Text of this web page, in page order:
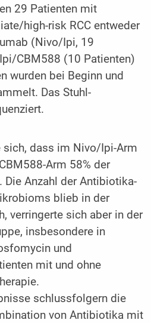
29 Patienten mit
high-risk RCC entweder
(Nivo/Ipi, 19
CBM588 (10 Patienten)
wurden bei Beginn und
Das Stuhl-
dass im Nivo/Ipi-Arm
Arm 58% der
Die Anzahl der Antibiotika-
blieb in der
verringerte sich aber in der
insbesondere in
und
mit und ohne
schlussfolgern die
von Antibiotika mit